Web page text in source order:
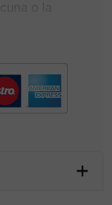
e
loro voglia di